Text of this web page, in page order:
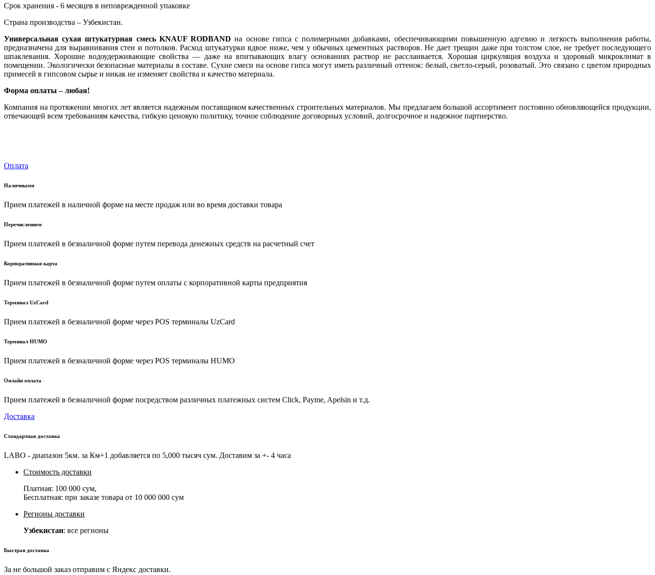
Срок хранения - 6 месяцев в неповрежденной упаковке
Страна производства – Узбекистан.
Универсальная сухая штукатурная смесьKNAUF RODBAND на основе гипса с полимерными добавками, обеспечивающими повышенную адгезию и легкость выполнения работы,
предназначена для выравнивания стен и потолков. Расход штукатурки вдвое ниже, чем у обычных цементных растворов. Не дает трещин даже при толстом слое, не требует последующего
шпаклевания. Хорошие водоудерживающие свойства — даже на впитывающих влагу основаниях раствор не расслаивается. Хорошая циркуляция воздуха и здоровый микроклимат в
помещении. Экологически безопасные материалы в составе. Сухие смеси на основе гипса могут иметь различный оттенок: белый, светло-серый, розоватый. Это связано с цветом природных
примесей в гипсовом сырье и никак не изменяет свойства и качество материала.
Форма оплаты – любая!
Компания на протяжении многих лет является надежным поставщиком качественных строительных материалов. Мы предлагаем большой ассортимент постоянно обновляющейся продукции,
отвечающей всем требованиям качества, гибкую ценовую политику, точное соблюдение договорных условий, долгосрочное и надежное партнерство.
Оплата
Наличными
Прием платежей в наличной форме на месте продаж или во время доставки товара
Перечислением
Прием платежей в безналичной форме путем перевода денежных средств на расчетный счет
Корпоративная карта
Прием платежей в безналичной форме путем оплаты с корпоративной карты предприятия
Терминал UzCard
Прием платежей в безналичной форме через POS терминалы UzCard
Терминал HUMO
Прием платежей в безналичной форме через POS терминалы HUMO
Онлайн оплата
Прием платежей в безналичной форме посредством различных платежных систем Click, Payme, Apelsin и т.д.
Доставка
Стандартная доставка
LABO - диапазон 5км. за Км+1 добавляется по 5,000 тысяч сум. Доставим за +- 4 часа
Стоимость доставки
Платная: 100 000 сум,
Бесплатная: при заказе товара от 10 000 000 сум
Регионы доставки
Узбекистан: все регионы
Быстрая доставка
За не большой заказ отправим с Яндекс доставки.